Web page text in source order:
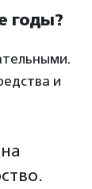
годы?
и